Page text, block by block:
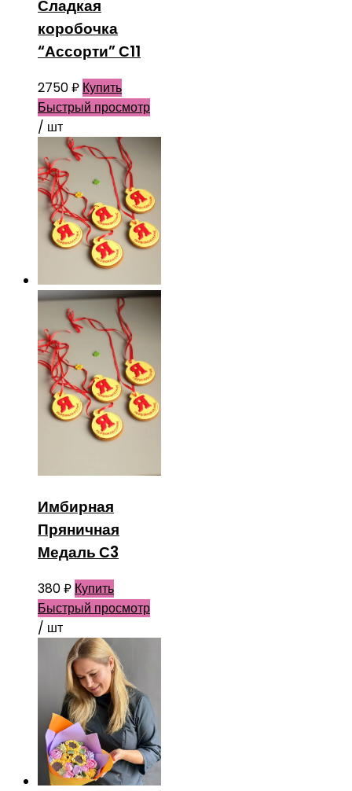
Сладкая
коробочка
“Ассорти” С11
2750₽ Купить
Быстрый просмотр
/ шт
Имбирная
Пряничная
Медаль С3
380₽ Купить
Быстрый просмотр
/ шт